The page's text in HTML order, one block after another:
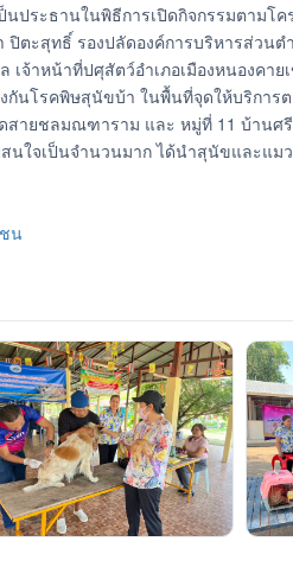
ระธานในพิธีการเปิดกิจกรรมตามโ
ตะสุทธิ์ รองปลัดองค์การบริหารส่วน
จ้าหน้าที่ปศุสัตว์อำเภอเมืองหนองคา
โรคพิษสุนัขบ้า ในพื้นที่จุดให้บริการ
ายชลมณฑาราม และ หมู่ที่ 11 บ้านศ
ใจเป็นจำนวนมาก ได้นำสุนัขและแ
น